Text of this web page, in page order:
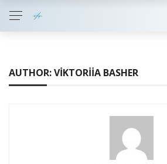
AUTHOR: VIKTORIIA BASHER